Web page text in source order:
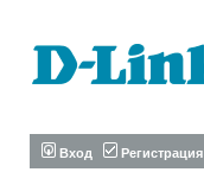
Вход Регистрация